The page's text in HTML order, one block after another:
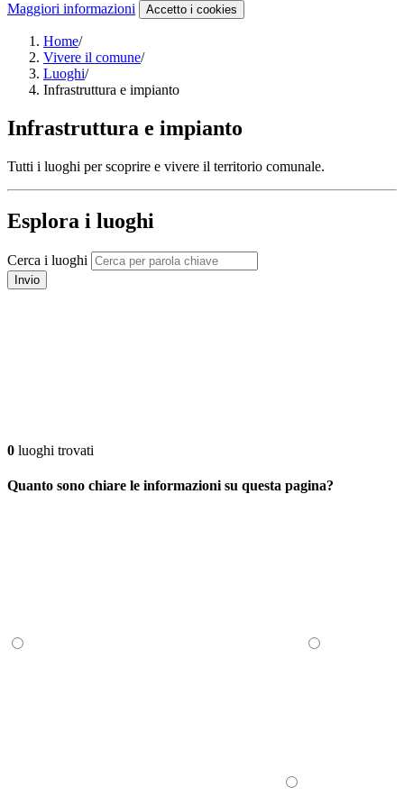
Maggiori informazioni Accetto i cookies
Home/
Vivere il comune/
Luoghi/
Infrastruttura e impianto
Infrastruttura e impianto
Tutti i luoghi per scoprire e vivere il territorio comunale.
Esplora i luoghi
Cerca i luoghi
Invio
0 luoghi trovati
Quanto sono chiare le informazioni su questa pagina?